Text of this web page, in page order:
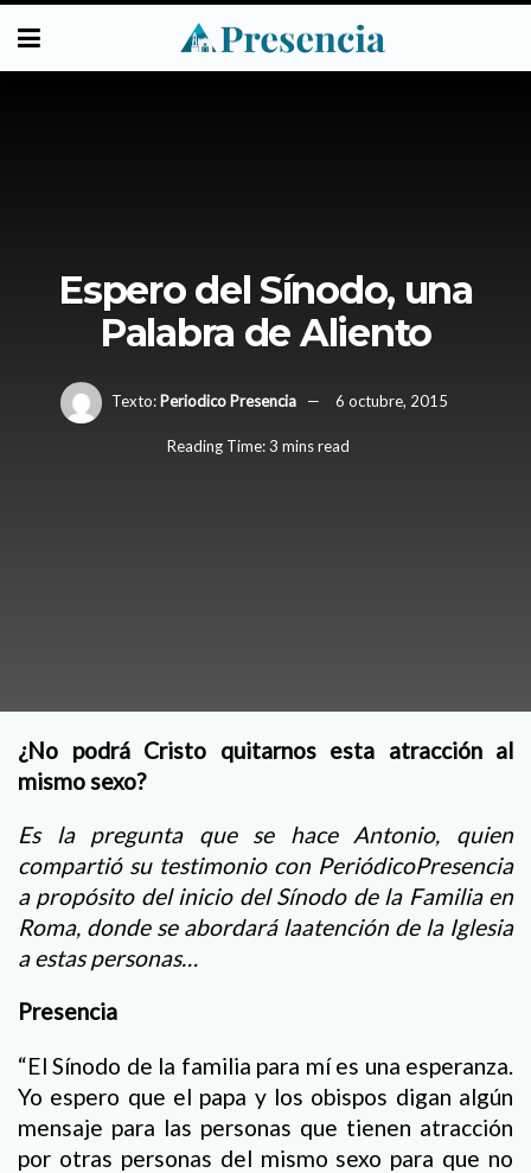
Espero del Sínodo, una
Palabra de Aliento
Texto: Periodico Presencia 6 octubre, 2015
Reading Time: 3 mins read
¿No podrá Cristo quitarnos esta atracción al
mismo sexo?
Es la pregunta que se hace Antonio, quien
compartió su testimonio con PeriódicoPresencia
a propósito del inicio del Sínodo de la Familia en
Roma, donde se abordará laatención de la Iglesia
a estas personas…
Presencia
“El Sínodo de la familia para mí es una esperanza.
Yo espero que el papa y los obispos digan algún
mensaje para las personas que tienen atracción
por otras personas del mismo sexo para que no